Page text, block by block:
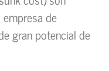
de
gran potencial de